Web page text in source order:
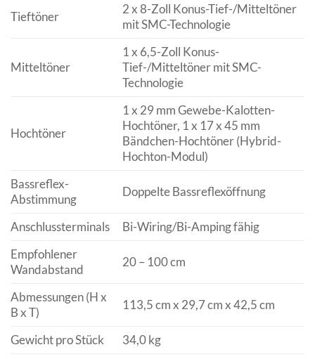
Tieftöner
2 x 8-Zoll Konus-Tief-/Mitteltöner
mit SMC-Technologie
Mitteltöner
1 x 6,5-Zoll Konus-
Tief-/Mitteltöner mit SMC-
Technologie
Hochtöner
1 x 29 mm Gewebe-Kalotten-
Hochtöner, 1 x 17 x 45 mm
Bändchen-Hochtöner (Hybrid-
Hochton-Modul)
Bassreflex-
Abstimmung
Doppelte Bassreflexöffnung
Anschlussterminals
Bi-Wiring/Bi-Amping fähig
Empfohlener
Wandabstand
20 – 100 cm
Abmessungen (H x
B x T)
113,5 cm x 29,7 cm x 42,5 cm
Gewicht pro Stück 34,0 kg